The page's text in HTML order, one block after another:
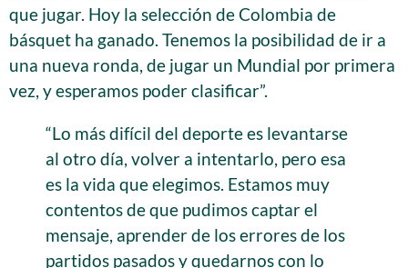
que jugar. Hoy la selección de Colombia de
básquet ha ganado. Tenemos la posibilidad de ir a
una nueva ronda, de jugar un Mundial por primera
vez, y esperamos poder clasificar”.
“Lo más difícil del deporte es levantarse
al otro día, volver a intentarlo, pero esa
es la vida que elegimos. Estamos muy
contentos de que pudimos captar el
mensaje, aprender de los errores de los
partidos pasados y quedarnos con lo